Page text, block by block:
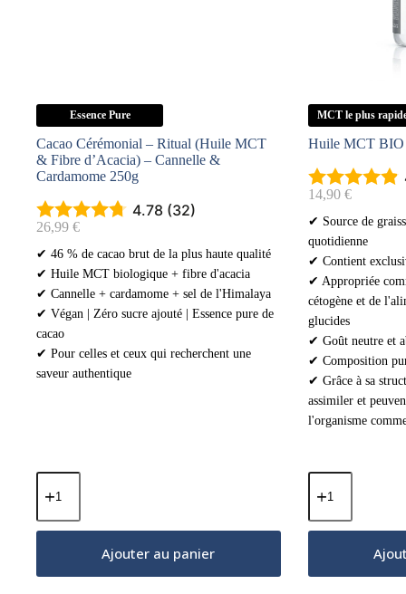
Essence Pure
Cacao Cérémonial – Ritual (Huile MCT
& Fibre d’Acacia) – Cannelle &
Cardamome 250g
4.78 (32)
26,99 €
✔ 46 % de cacao brut de la plus haute qualité
✔ Huile MCT biologique + fibre d'acacia
✔ Cannelle + cardamome + sel de l'Himalaya
✔ Végan | Zéro sucre ajouté | Essence pure de
cacao
✔ Pour celles et ceux qui recherchent une
saveur authentique
quantité
de
Cérémonial
Ajouter au panier
MCT le plus
Huile MCT BIO
14,90 €
✔ Source de
quotidienne
✔ Contient
✔ Appropriée
cétogène et de
glucides
✔ Goût neutre et
✔ Composition
✔ Grâce à sa
assimiler et
l'organisme
quantité
de
MCT